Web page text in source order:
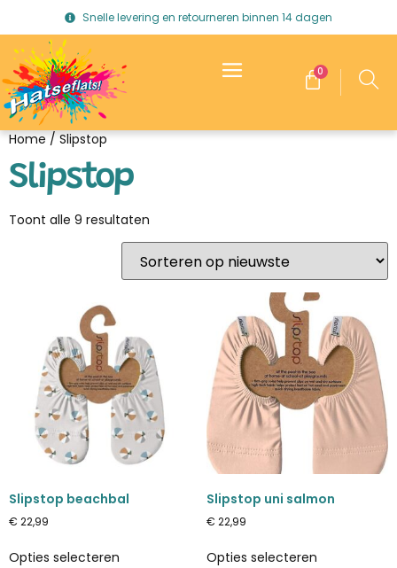
Snelle levering en retourneren binnen 14 dagen
0
Home/ Slipstop
Slipstop
Toont alle 9 resultaten
Slipstop beachbal
€ 22,99
Opties selecteren
Slipstop uni salmon
€ 22,99
Opties selecteren